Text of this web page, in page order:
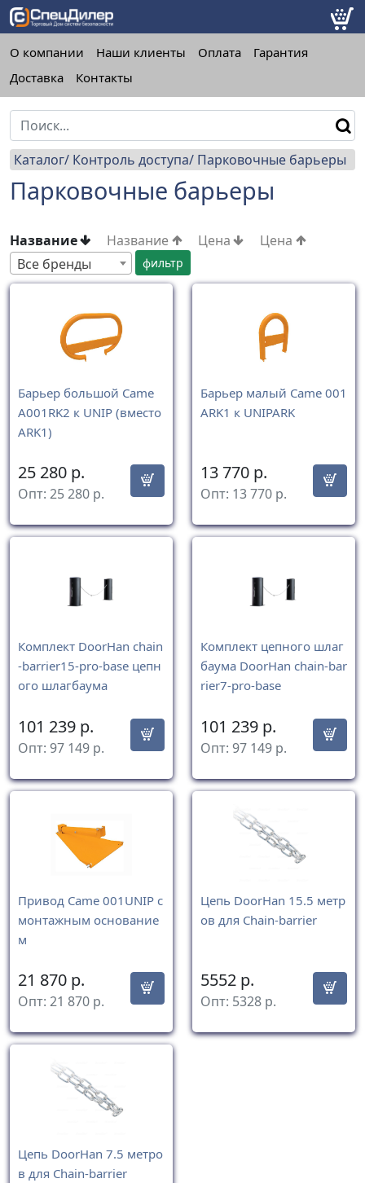
О компании Наши клиенты Оплата
Гарантия
Доставка
Контакты
Каталог Контроль доступа Парковочные барьеры
Парковочные барьеры
Название Название Цена
Цена
Все бренды
Барьер большой Came
A001RK2 к UNIP (вместо
ARK1)
25 280 р.
Опт: 25 280 р.
Барьер малый Came 001
ARK1 к UNIPARK
13 770 р.
Опт: 13 770 р.
Комплект DoorHan chain
-barrier15-pro-base цепн
ого шлагбаума
101 239 р.
Опт: 97 149 р.
Комплект цепного шлаг
баума DoorHan chain-bar
rier7-pro-base
101 239 р.
Опт: 97 149 р.
Привод Came 001UNIP с
монтажным основание
м
21 870 р.
Опт: 21 870 р.
Цепь DoorHan 15.5 метр
ов для Chain-barrier
5552 р.
Опт: 5328 р.
Цепь DoorHan 7.5 метро
в для Chain-barrier